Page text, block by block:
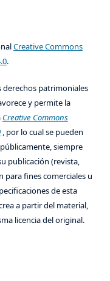
Creative Commons
.
derechos patrimoniales
y permite la
Creative Commons
, por lo cual se pueden
siempre
publicación (revista,
para fines comerciales u
de esta
a partir del material,
licencia del original.